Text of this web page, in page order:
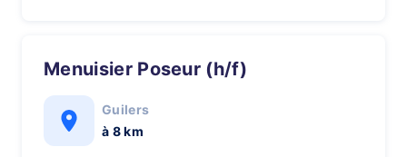
Menuisier Poseur (h/f)
Guilers
à 8 km